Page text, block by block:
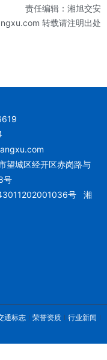
责任编辑：湘旭交安
转载请注明出处
望城区经开区赤岗路与
号
号
湘
通标志 荣誉资质
行业新闻